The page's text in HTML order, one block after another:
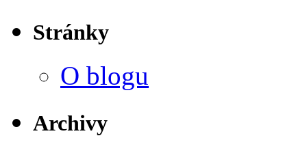
Stránky
O blogu
Archivy